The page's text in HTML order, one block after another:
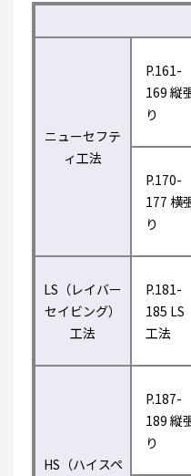
ニューセフテ
ィ工法
P.161-
169 縦
り
P.170-
177 横
り
LS（レイバー
セイビング）
工法
P.181-
185 LS
工法
HS（ハイスペ
P.187-
189 縦
り